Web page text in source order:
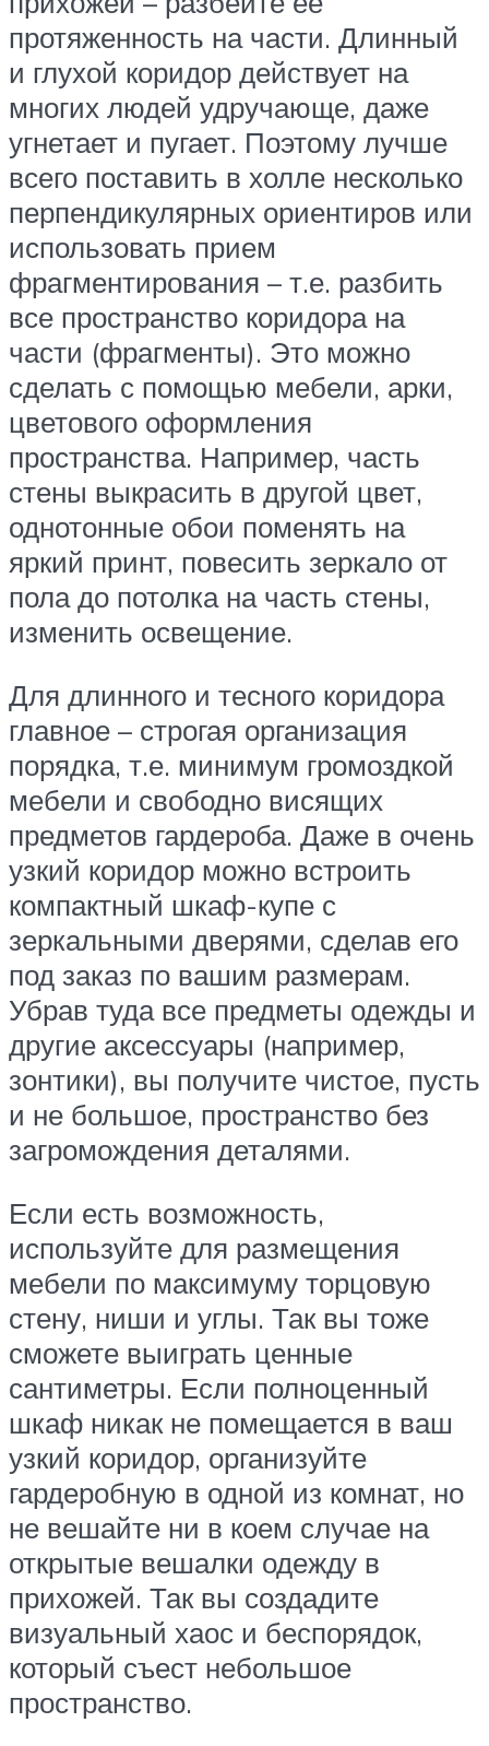
протяженность на части. Длинный
и глухой коридор действует на
многих людей удручающе, даже
угнетает и пугает. Поэтому лучше
всего поставить в холле несколько
перпендикулярных ориентиров или
использовать прием
фрагментирования – т.е. разбить
все пространство коридора на
части (фрагменты). Это можно
сделать с помощью мебели, арки,
цветового оформления
пространства. Например, часть
стены выкрасить в другой цвет,
однотонные обои поменять на
яркий принт, повесить зеркало от
пола до потолка на часть стены,
изменить освещение.
Для длинного и тесного коридора
главное – строгая организация
порядка, т.е. минимум громоздкой
мебели и свободно висящих
предметов гардероба. Даже в очень
узкий коридор можно встроить
компактный шкаф-купе с
зеркальными дверями, сделав его
под заказ по вашим размерам.
Убрав туда все предметы одежды и
другие аксессуары (например,
зонтики), вы получите чистое, пусть
и не большое, пространство без
загромождения деталями.
Если есть возможность,
используйте для размещения
мебели по максимуму торцовую
стену, ниши и углы. Так вы тоже
сможете выиграть ценные
сантиметры. Если полноценный
шкаф никак не помещается в ваш
узкий коридор, организуйте
гардеробную в одной из комнат, но
не вешайте ни в коем случае на
открытые вешалки одежду в
прихожей. Так вы создадите
визуальный хаос и беспорядок,
который съест небольшое
пространство.